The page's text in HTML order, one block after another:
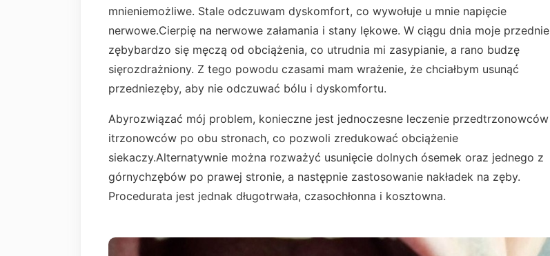
mnieniemożliwe. Stale odczuwam dyskomfort, co wywołuje u mnie napięcie
nerwowe.Cierpię na nerwowe załamania i stany lękowe. W ciągu dnia moje przednie
zębybardzo się męczą od obciążenia, co utrudnia mi zasypianie, a rano budzę
sięrozdrażniony. Z tego powodu czasami mam wrażenie, że chciałbym usunąć
przedniezęby, aby nie odczuwać bólu i dyskomfortu.
Abyrozwiązać mój problem, konieczne jest jednoczesne leczenie przedtrzonowców
itrzonowców po obu stronach, co pozwoli zredukować obciążenie
siekaczy.Alternatywnie można rozważyć usunięcie dolnych ósemek oraz jednego z
górnychzębów po prawej stronie, a następnie zastosowanie nakładek na zęby.
Procedurata jest jednak długotrwała, czasochłonna i kosztowna.